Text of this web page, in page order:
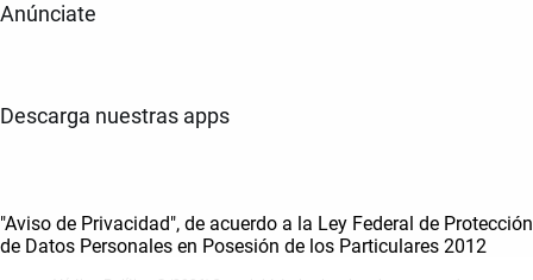
Anúnciate
Descarga nuestras apps
"Aviso de Privacidad", de acuerdo a la Ley Federal de Protección
de Datos Personales en Posesión de los Particulares 2012